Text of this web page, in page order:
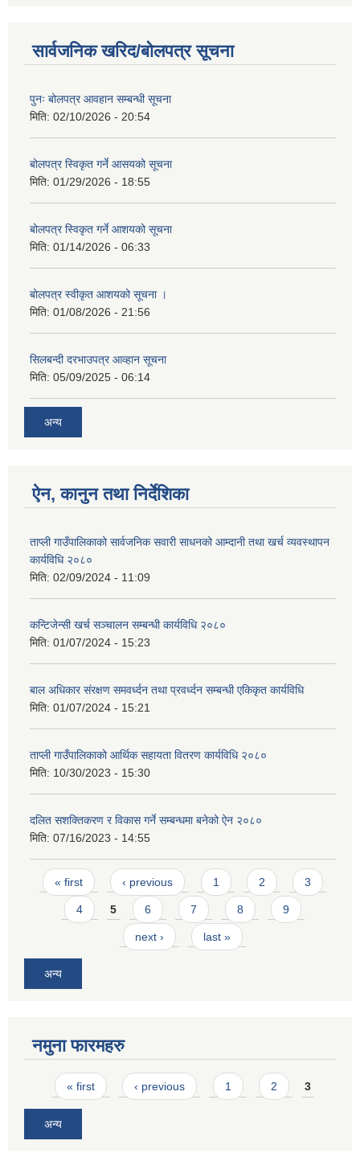
सार्वजनिक खरिद/बोलपत्र सूचना
पुनः बोलपत्र आवहान सम्बन्धी सूचना
मिति: 02/10/2026 - 20:54
बोलपत्र स्विकृत गर्ने आसयको सूचना
मिति: 01/29/2026 - 18:55
बोलपत्र स्विकृत गर्ने आशयको सूचना
मिति: 01/14/2026 - 06:33
बोलपत्र स्वीकृत आशयको सूचना ।
मिति: 01/08/2026 - 21:56
सिलबन्दी दरभाउपत्र आव्हान सूचना
मिति: 05/09/2025 - 06:14
अन्य
ऐन, कानुन तथा निर्देशिका
ताप्ली गाउँपालिकाको सार्वजनिक सवारी साधनको आम्दानी तथा खर्च व्यवस्थापन
कार्यविधि २०८०
मिति: 02/09/2024 - 11:09
कन्टिजेन्सी खर्च सञ्चालन सम्बन्धी कार्यविधि २०८०
मिति: 01/07/2024 - 15:23
बाल अधिकार संरक्षण समवर्ध्दन तथा प्रवर्ध्दन सम्बन्धी एकिकृत कार्यविधि
मिति: 01/07/2024 - 15:21
ताप्ली गाउँपालिकाको आर्थिक सहायता वितरण कार्यविधि २०८०
मिति: 10/30/2023 - 15:30
दलित सशक्तिकरण र विकास गर्ने सम्बन्धमा बनेको ऐन २०८०
मिति: 07/16/2023 - 14:55
Pages
« first ‹ previous 1 2 3
4 5 6 7 8 9
next › last »
अन्य
नमुना फारमहरु
Pages
« first ‹ previous 1 2 3
अन्य